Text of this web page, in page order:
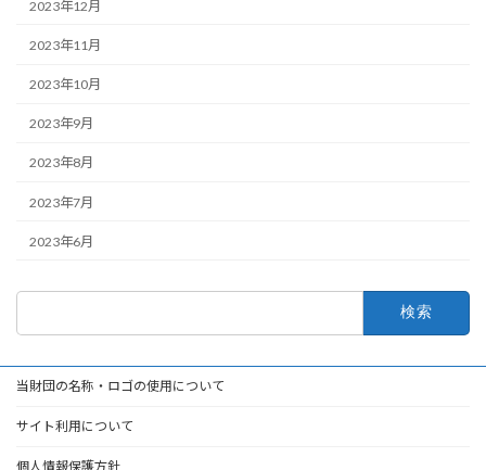
2023年12月
2023年11月
2023年10月
2023年9月
2023年8月
2023年7月
2023年6月
当財団の名称・ロゴの使用について
サイト利用について
個人情報保護方針